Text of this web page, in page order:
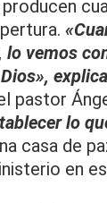
lo vemos
pastor
lo
casa de
en